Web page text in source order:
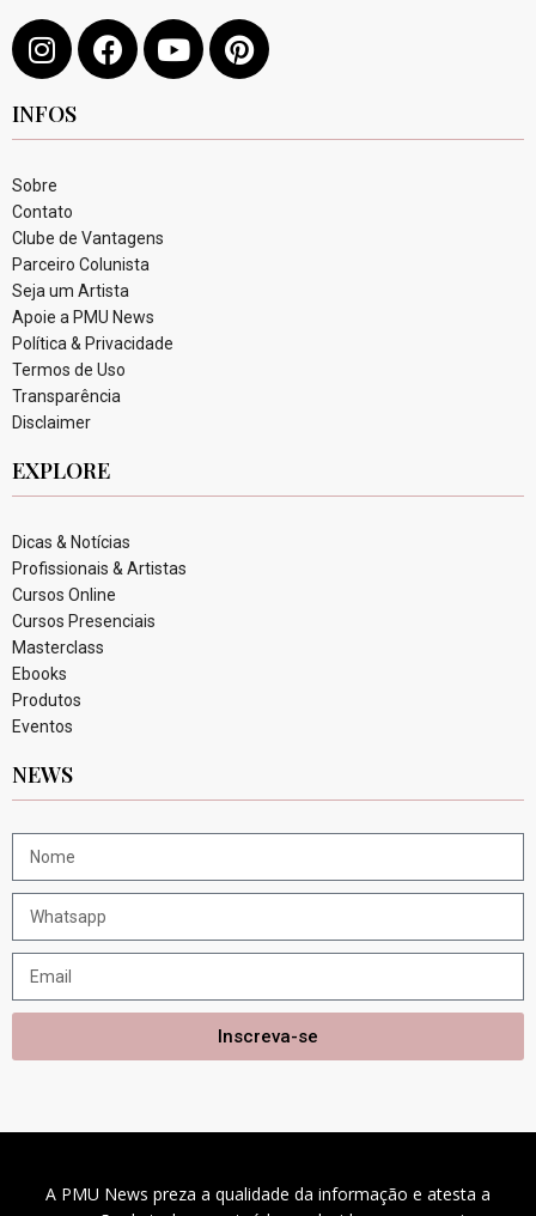
INFOS
Sobre
Contato
Clube de Vantagens
Parceiro Colunista
Seja um Artista
Apoie a PMU News
Política & Privacidade
Termos de Uso
Transparência
Disclaimer
EXPLORE
Dicas & Notícias
Profissionais & Artistas
Cursos Online
Cursos Presenciais
Masterclass
Ebooks
Produtos
Eventos
NEWS
Inscreva-se
A PMU News preza a qualidade da informação e atesta a